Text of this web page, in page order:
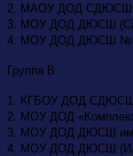
2. МАОУ ДОД
3. МОУ ДОД ДЮСШ
4. МОУ ДОД ДЮСШ
Группа В:
1. КГБОУ ДОД
2. МОУ ДОД
3. МОУ ДОД ДЮСШ им.
4. МОУ ДОД ДЮСШ